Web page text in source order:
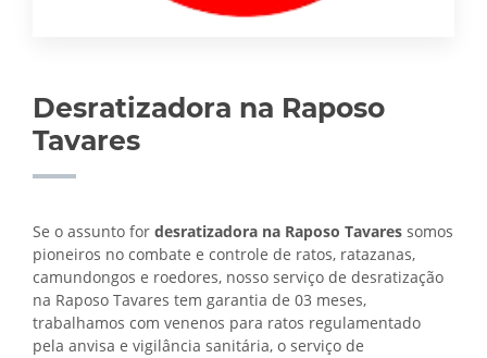
Desratizadora na Raposo
Tavares
Se o assunto for desratizadora na Raposo Tavares somos
pioneiros no combate e controle de ratos, ratazanas,
camundongos e roedores, nosso serviço de desratização
na Raposo Tavares tem garantia de 03 meses,
trabalhamos com venenos para ratos regulamentado
pela anvisa e vigilância sanitária, o serviço de